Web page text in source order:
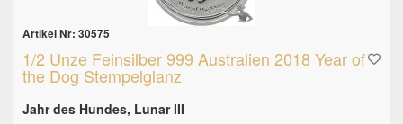
Artikel Nr: 30575
1/2 Unze Feinsilber 999 Australien 2018 Year of
the Dog Stempelglanz
Jahr des Hundes, Lunar III